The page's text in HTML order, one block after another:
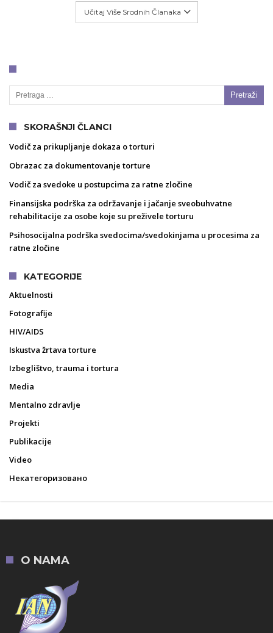
Učitaj Više Srodnih Članaka
Pretraga za:
SKORAŠNJI ČLANCI
Vodič za prikupljanje dokaza o torturi
Obrazac za dokumentovanje torture
Vodič za svedoke u postupcima za ratne zločine
Finansijska podrška za održavanje i jačanje sveobuhvatne
rehabilitacije za osobe koje su preživele torturu
Psihosocijalna podrška svedocima/svedokinjama u procesima za
ratne zločine
KATEGORIJE
Aktuelnosti
Fotografije
HIV/AIDS
Iskustva žrtava torture
Izbeglištvo, trauma i tortura
Media
Mentalno zdravlje
Projekti
Publikacije
Video
Некатегоризовано
O NAMA